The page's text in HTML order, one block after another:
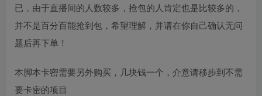
已，由于直播间的人数较多，抢包的人肯定也是比较多的，
并不是百分百能抢到包，希望理解，并请在你自己确认无问
题后再下单！
本脚本卡密需要另外购买，几块钱一个，介意请移步到不需
要卡密的项目